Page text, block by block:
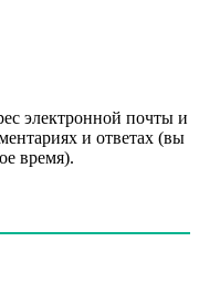
электронной почты и
и ответах (вы
время).